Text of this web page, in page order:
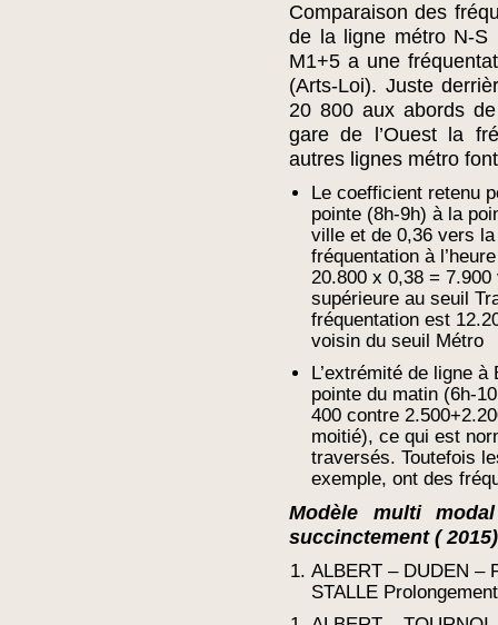
Comparaison des
de la ligne métro N-S
M1+5 a une
(Arts-Loi). Juste
20 800 aux abords
gare de l’Ouest la
autres lignes métro
Le coefficient retenu
pointe (8h-9h) à la
ville et de 0,36 vers
fréquentation à
20.800 x 0,38 =
supérieure au seuil
fréquentation est
voisin du seuil Métro
L’extrémité de ligne
pointe du matin (6h-
400 contre
moitié), ce qui est
traversés. Toutefois
exemple, ont des
Modèle multi
succinctement ( 2015)
ALBERT – DUDEN –
STALLE